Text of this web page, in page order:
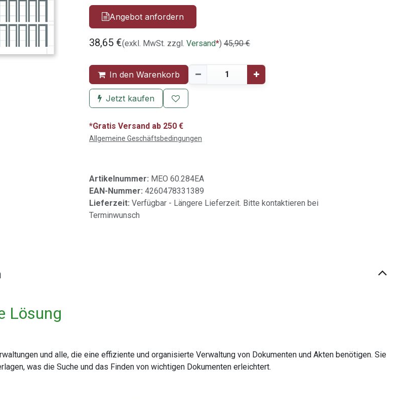
Angebot anfordern
38,65 €(exkl. MwSt. zzgl. Versand*) 45,90€
In den Warenkorb
Jetzt kaufen
*Gratis Versand ab 250 €
Allgemeine Geschäftsbedingungen
Artikelnummer: MEO 60.284EA
EAN-Nummer: 4260478331389
Lieferzeit: Verfügbar - Längere Lieferzeit. Bitte kontaktieren bei
Terminwunsch
Lösung
und alle, die eine effiziente und organisierte Verwaltung von Dokumenten und Akten benötigen. Sie
was die Suche und das Finden von wichtigen Dokumenten erleichtert.